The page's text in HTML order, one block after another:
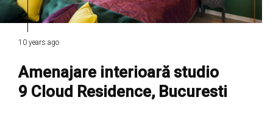
10 years ago
Amenajare interioară studio
9 Cloud Residence, Bucuresti